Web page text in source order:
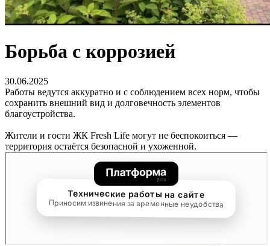
Борьба с коррозией
30.06.2025
Работы ведутся аккуратно и с соблюдением всех норм, чтобы
сохранить внешний вид и долговечность элементов
благоустройства.
Жители и гости ЖК Fresh Life могут не беспокоиться —
территория остаётся безопасной и ухоженной.